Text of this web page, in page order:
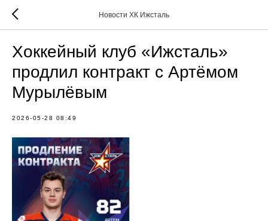
Новости ХК Ижсталь
Хоккейный клуб «Ижсталь»
продлил контракт с Артёмом
Мурылёвым
2026-05-28 08:49